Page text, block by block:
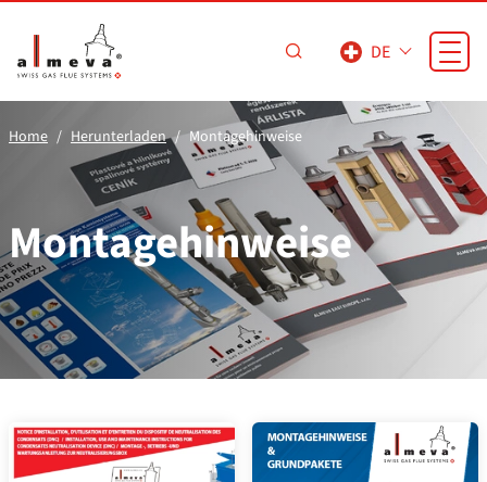
DE
Home Herunterladen Montagehinweise
Montagehinweise